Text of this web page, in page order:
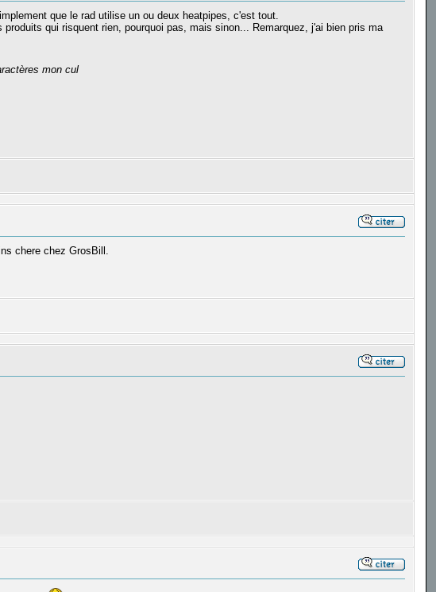
que le rad utilise un ou deux heatpipes, c'est tout.
qui risquent rien, pourquoi pas, mais sinon... Remarquez, j'ai bien pris ma
mon cul
chere chez GrosBill.